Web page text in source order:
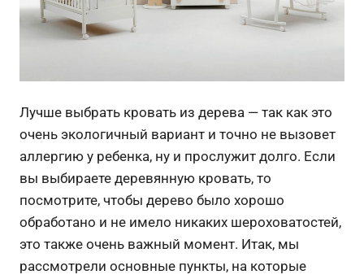
Лучше выбрать кровать из дерева — так как это
очень экологичный вариант и точно не вызовет
аллергию у ребенка, ну и прослужит долго. Если
вы выбираете деревянную кровать, то
посмотрите, чтобы дерево было хорошо
обработано и не имело никаких шероховатостей,
это также очень важный момент. Итак, мы
рассмотрели основные пункты, на которые